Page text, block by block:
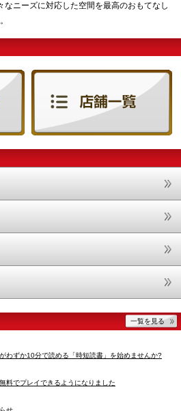
なニーズに対応した空間を最高のおもてなし
一覧を見る
わずか10分で読める「時短読書」を始めませんか?
料でプレイできるようになりました